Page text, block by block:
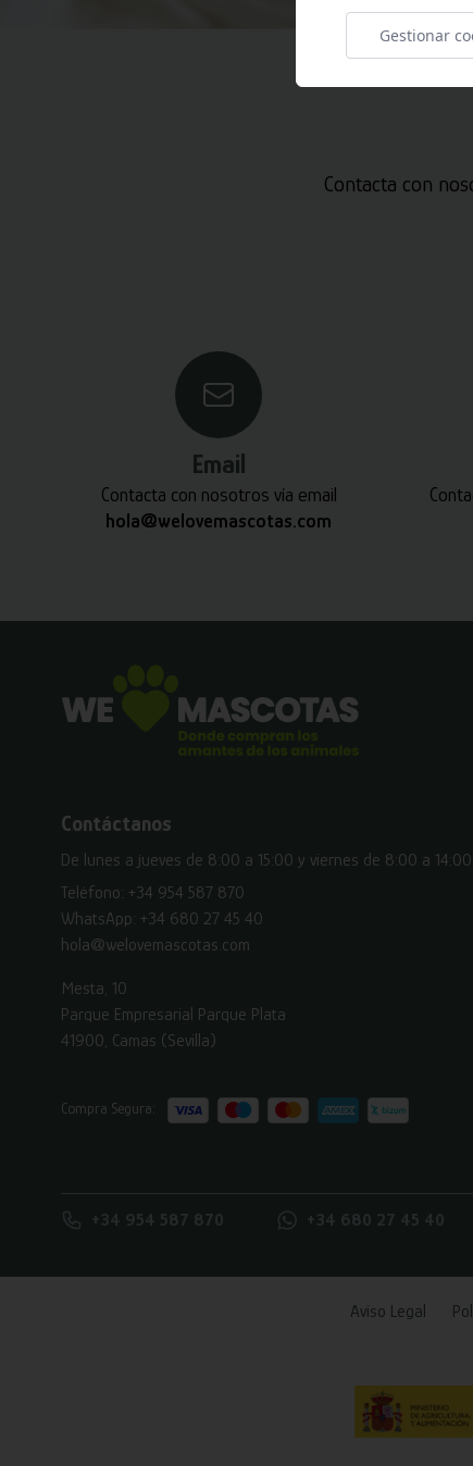
Contacta con
Email
Contacta con nosotros vía email
hola@welovemascotas.com
Contáctanos
De lunes a jueves de 8:00 a 15:00 y viernes de 8:00 a 14:00
Teléfono: +34 954 587 870
WhatsApp: +34 680 27 45 40
hola@welovemascotas.com
Mesta, 10
Parque Empresarial Parque Plata
41900, Camas (Sevilla)
Compra Segura:
+34 954 587 870 +34 680 27 45 40
Aviso Legal
Gestionar